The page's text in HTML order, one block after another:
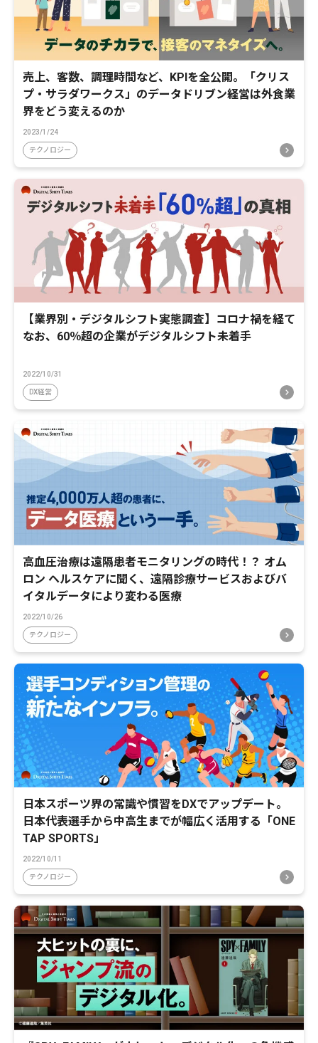
売上、客数、調理時間など、KPIを全公開。「クリス
プ・サラダワークス」のデータドリブン経営は外食業
界をどう変えるのか
2023/1/24
テクノロジー
【業界別・デジタルシフト実態調査】コロナ禍を経て
なお、60％超の企業がデジタルシフト未着手
2022/10/31
DX経営
高血圧治療は遠隔患者モニタリングの時代！？ オム
ロン ヘルスケアに聞く、遠隔診療サービスおよびバ
イタルデータにより変わる医療
2022/10/26
テクノロジー
日本スポーツ界の常識や慣習をDXでアップデート。
日本代表選手から中高生までが幅広く活用する「ONE
TAP SPORTS」
2022/10/11
テクノロジー